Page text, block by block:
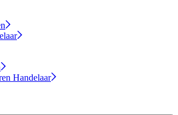
Handelaar